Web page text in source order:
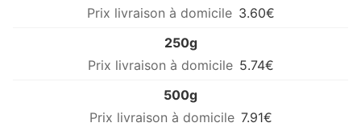
3.60€
250g
5.74€
500g
7.91€